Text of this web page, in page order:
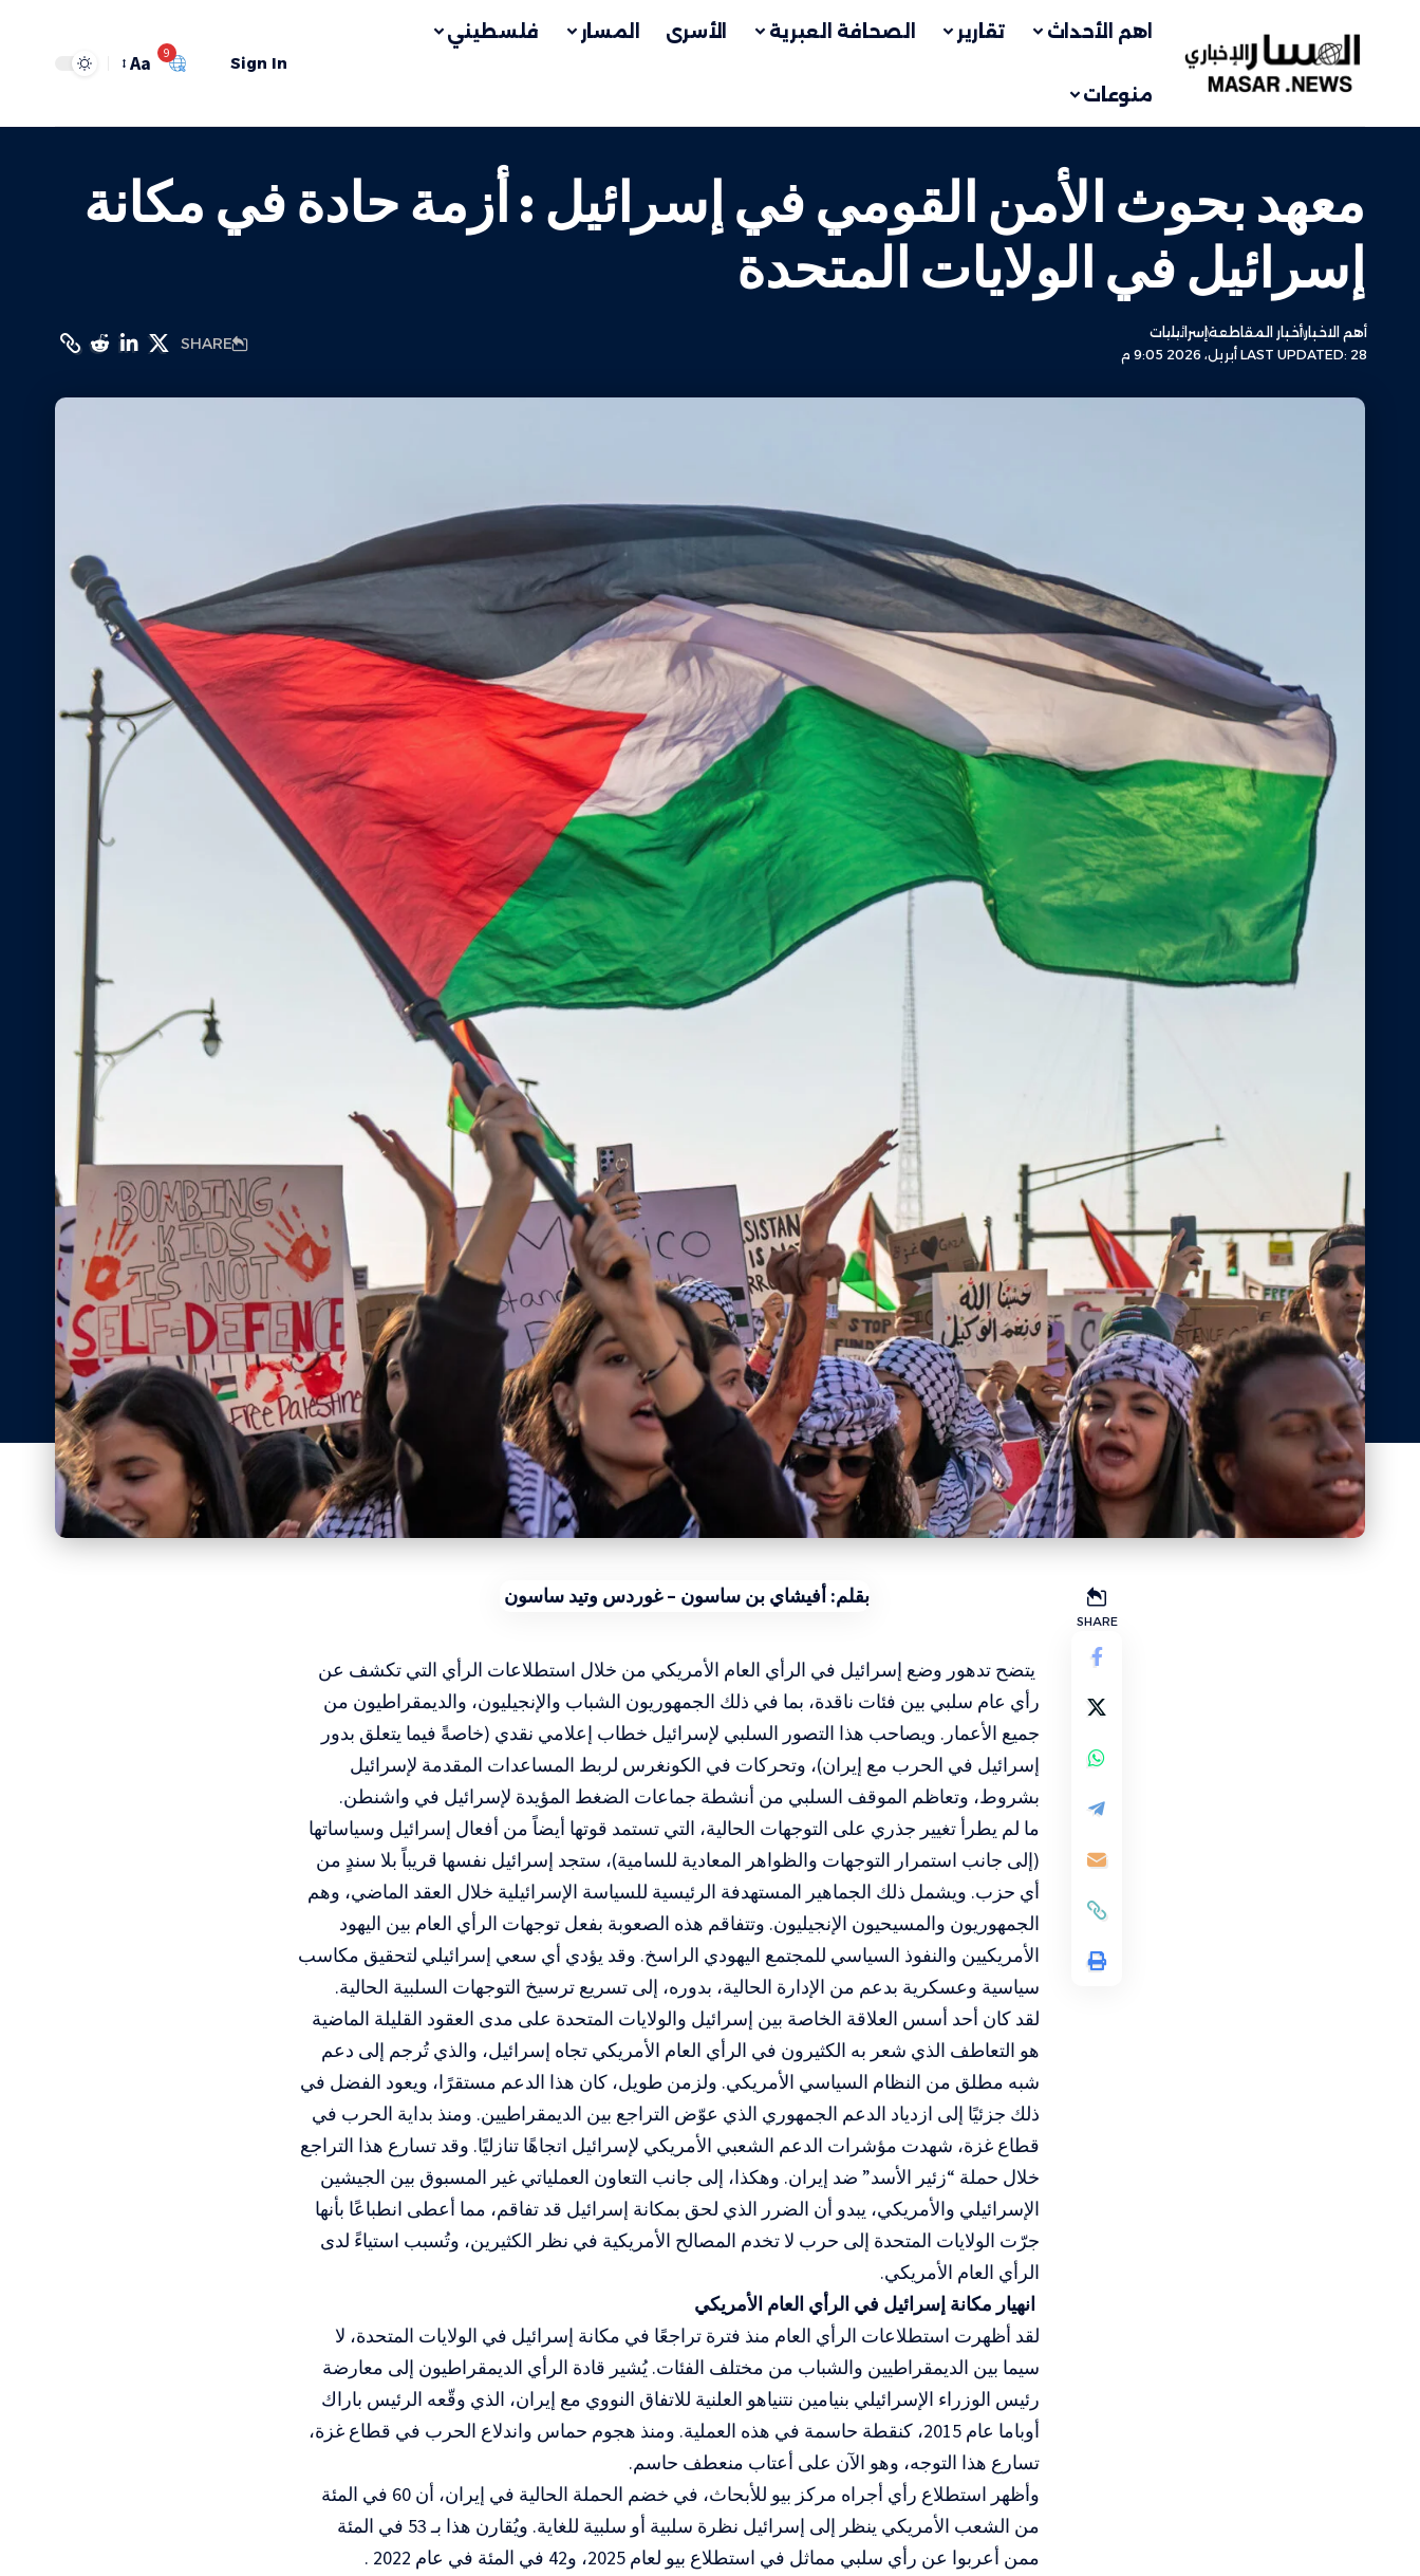
اهم الأحداث تقارير الصحافة العبرية الأسرى المسار فلسطيني
منوعات
Sign In
9
Aa
معهد بحوث الأمن القومي في إسرائيل : أزمة حادة في مكانة
إسرائيل في الولايات المتحدة
LAST UPDATED: 28 أبريل، 2026 9:05 م
أهم الاخبارأخبار المقاطعةإسرائيليات
SHARE
SHARE
بقلم: أفيشاي بن ساسون – غوردس وتيد ساسون
يتضح تدهور وضع إسرائيل في الرأي العام الأمريكي من خلال استطلاعات الرأي التي تكشف عن
رأي عام سلبي بين فئات ناقدة، بما في ذلك الجمهوريون الشباب والإنجيليون، والديمقراطيون من
جميع الأعمار. ويصاحب هذا التصور السلبي لإسرائيل خطاب إعلامي نقدي (خاصةً فيما يتعلق بدور
إسرائيل في الحرب مع إيران)، وتحركات في الكونغرس لربط المساعدات المقدمة لإسرائيل
بشروط، وتعاظم الموقف السلبي من أنشطة جماعات الضغط المؤيدة لإسرائيل في واشنطن.
ما لم يطرأ تغيير جذري على التوجهات الحالية، التي تستمد قوتها أيضاً من أفعال إسرائيل وسياساتها
(إلى جانب استمرار التوجهات والظواهر المعادية للسامية)، ستجد إسرائيل نفسها قريباً بلا سندٍ من
أي حزب. ويشمل ذلك الجماهير المستهدفة الرئيسية للسياسة الإسرائيلية خلال العقد الماضي، وهم
الجمهوريون والمسيحيون الإنجيليون. وتتفاقم هذه الصعوبة بفعل توجهات الرأي العام بين اليهود
الأمريكيين والنفوذ السياسي للمجتمع اليهودي الراسخ. وقد يؤدي أي سعي إسرائيلي لتحقيق مكاسب
سياسية وعسكرية بدعم من الإدارة الحالية، بدوره، إلى تسريع ترسيخ التوجهات السلبية الحالية.
لقد كان أحد أسس العلاقة الخاصة بين إسرائيل والولايات المتحدة على مدى العقود القليلة الماضية
هو التعاطف الذي شعر به الكثيرون في الرأي العام الأمريكي تجاه إسرائيل، والذي تُرجم إلى دعم
شبه مطلق من النظام السياسي الأمريكي. ولزمن طويل، كان هذا الدعم مستقرًا، ويعود الفضل في
ذلك جزئيًا إلى ازدياد الدعم الجمهوري الذي عوّض التراجع بين الديمقراطيين. ومنذ بداية الحرب في
قطاع غزة، شهدت مؤشرات الدعم الشعبي الأمريكي لإسرائيل اتجاهًا تنازليًا. وقد تسارع هذا التراجع
خلال حملة “زئير الأسد” ضد إيران. وهكذا، إلى جانب التعاون العملياتي غير المسبوق بين الجيشين
الإسرائيلي والأمريكي، يبدو أن الضرر الذي لحق بمكانة إسرائيل قد تفاقم، مما أعطى انطباعًا بأنها
جرّت الولايات المتحدة إلى حرب لا تخدم المصالح الأمريكية في نظر الكثيرين، وتُسبب استياءً لدى
الرأي العام الأمريكي.
انهيار مكانة إسرائيل في الرأي العام الأمريكي
لقد أظهرت استطلاعات الرأي العام منذ فترة تراجعًا في مكانة إسرائيل في الولايات المتحدة، لا
سيما بين الديمقراطيين والشباب من مختلف الفئات. يُشير قادة الرأي الديمقراطيون إلى معارضة
رئيس الوزراء الإسرائيلي بنيامين نتنياهو العلنية للاتفاق النووي مع إيران، الذي وقّعه الرئيس باراك
أوباما عام 2015، كنقطة حاسمة في هذه العملية. ومنذ هجوم حماس واندلاع الحرب في قطاع غزة،
تسارع هذا التوجه، وهو الآن على أعتاب منعطف حاسم.
وأظهر استطلاع رأي أجراه مركز بيو للأبحاث، في خضم الحملة الحالية في إيران، أن 60 في المئة
من الشعب الأمريكي ينظر إلى إسرائيل نظرة سلبية أو سلبية للغاية. ويُقارن هذا بـ 53 في المئة
ممن أعربوا عن رأي سلبي مماثل في استطلاع بيو لعام 2025، و42 في المئة في عام 2022 .